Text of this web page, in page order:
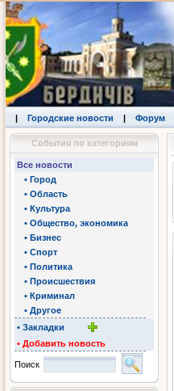
| Городские новости | Форум
События по категориям
Все новости
• Город
• Область
• Культура
• Общество, экономика
• Бизнес
• Спорт
• Политика
• Происшествия
• Криминал
• Другое
• Закладки
• Добавить новость
Поиск